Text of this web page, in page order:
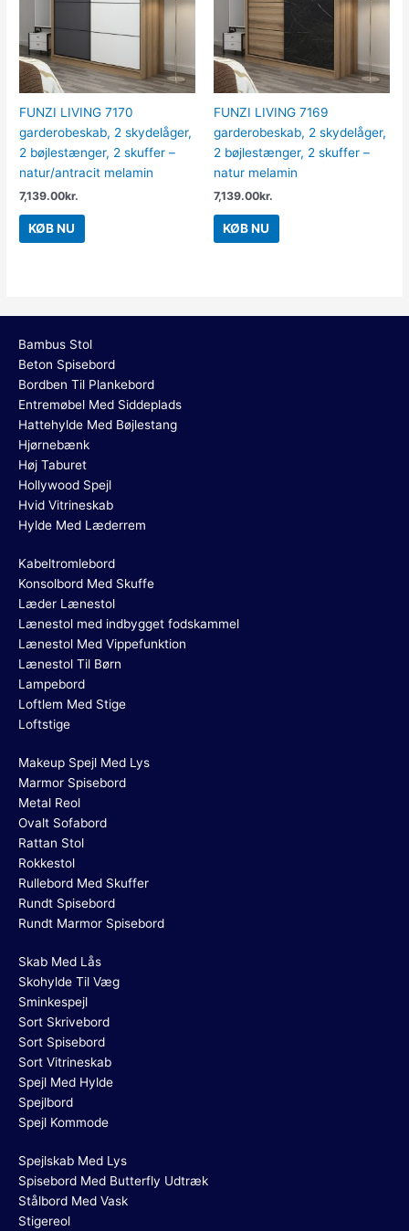
FUNZI LIVING 7170
garderobeskab, 2 skydelåger,
2 bøjlestænger, 2 skuffer –
natur/antracit melamin
7,139.00kr.
KØB NU
FUNZI LIVING 7169
garderobeskab, 2 skydelåger,
2 bøjlestænger, 2 skuffer –
natur melamin
7,139.00kr.
KØB NU
Bambus Stol
Beton Spisebord
Bordben Til Plankebord
Entremøbel Med Siddeplads
Hattehylde Med Bøjlestang
Hjørnebænk
Høj Taburet
Hollywood Spejl
Hvid Vitrineskab
Hylde Med Læderrem
Kabeltromlebord
Konsolbord Med Skuffe
Læder Lænestol
Lænestol med indbygget fodskammel
Lænestol Med Vippefunktion
Lænestol Til Børn
Lampebord
Loftlem Med Stige
Loftstige
Makeup Spejl Med Lys
Marmor Spisebord
Metal Reol
Ovalt Sofabord
Rattan Stol
Rokkestol
Rullebord Med Skuffer
Rundt Spisebord
Rundt Marmor Spisebord
Skab Med Lås
Skohylde Til Væg
Sminkespejl
Sort Skrivebord
Sort Spisebord
Sort Vitrineskab
Spejl Med Hylde
Spejlbord
Spejl Kommode
Spejlskab Med Lys
Spisebord Med Butterfly Udtræk
Stålbord Med Vask
Stigereol